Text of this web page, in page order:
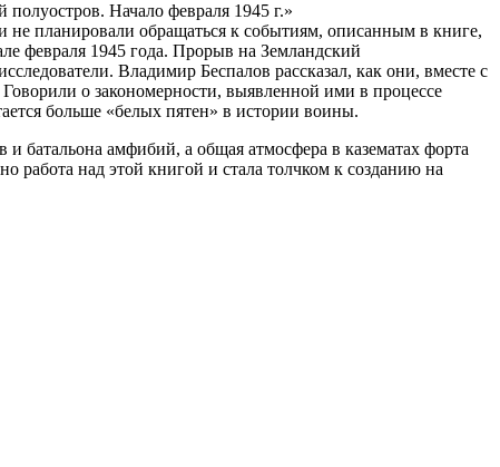
Начало февраля 1945 г.»
не планировали обращаться к событиям, описанным в книге,
февраля 1945 года. Прорыв на Земландский
Владимир Беспалов рассказал, как они, вместе с
о закономерности, выявленной ими в процессе
больше «белых пятен» в истории воины.
батальона амфибий, а общая атмосфера в казематах форта
работа над этой книгой и стала толчком к созданию на